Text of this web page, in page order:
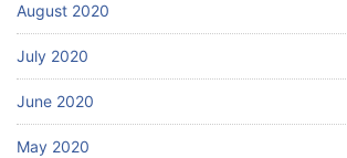
August 2020
July 2020
June 2020
May 2020